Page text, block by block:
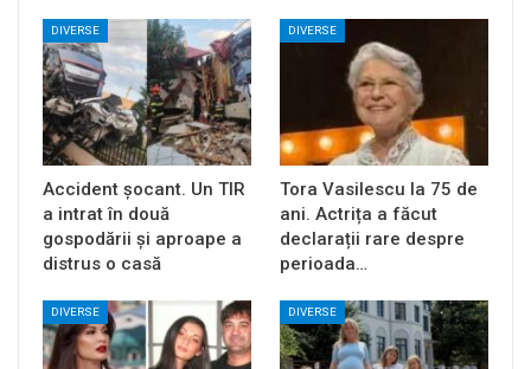
DIVERSE
Accident șocant. Un TIR
a intrat în două
gospodării și aproape a
distrus o casă
DIVERSE
Tora Vasilescu la 75 de
ani. Actrița a făcut
declarații rare despre
perioada…
DIVERSE DIVERSE